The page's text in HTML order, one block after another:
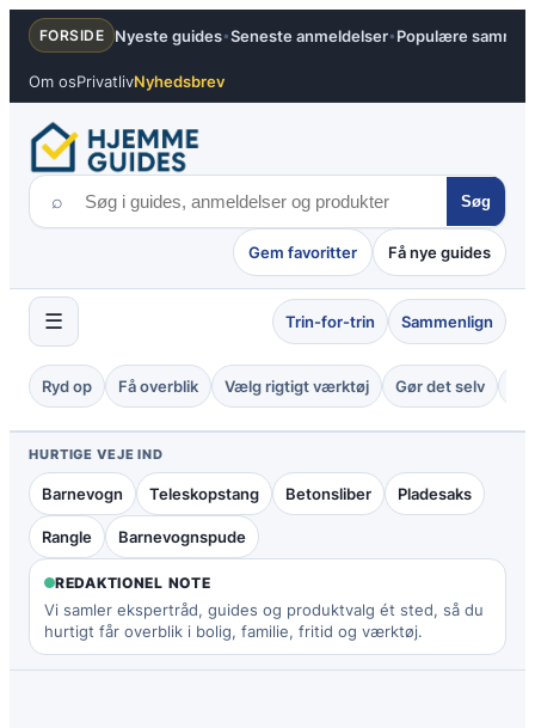
Spring
indhold
FORSIDE Nyeste guides•Seneste anmeldelser• Populære
Om osPrivatlivNyhedsbrev
⌕ Søg
Gem favoritter Få nye guides
☰ Trin-for-trin Sammenlign
Ryd op Få overblik Vælg rigtigt værktøj Gør det selv
HURTIGE VEJE IND
Barnevogn Teleskopstang Betonsliber Pladesaks
Rangle Barnevognspude
REDAKTIONEL NOTE
Vi samler ekspertråd, guides og produktvalg ét sted, så du
hurtigt får overblik i bolig, familie, fritid og værktøj.